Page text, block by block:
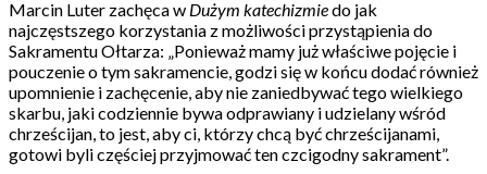
Marcin Luter zachęca w Dużym katechizmiedo jak
najczęstszego korzystania z możliwości przystąpienia do
Sakramentu Ołtarza: „Ponieważ mamy już właściwe pojęcie i
pouczenie o tym sakramencie, godzi się w końcu dodać również
upomnienie i zachęcenie, aby nie zaniedbywać tego wielkiego
skarbu, jaki codziennie bywa odprawiany i udzielany wśród
chrześcijan, to jest, aby ci, którzy chcą być chrześcijanami,
gotowi byli częściej przyjmować ten czcigodny sakrament”.